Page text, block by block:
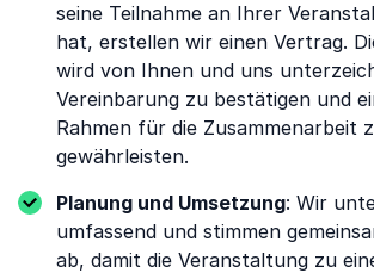
seine Teilnahme an Ihrer
hat, erstellen wir einen Vertrag.
wird von Ihnen und uns
Vereinbarung zu bestätigen und
Rahmen für die Zusammenarbeit
gewährleisten.
Planung und Umsetzung: Wir
umfassend und stimmen
ab, damit die Veranstaltung zu